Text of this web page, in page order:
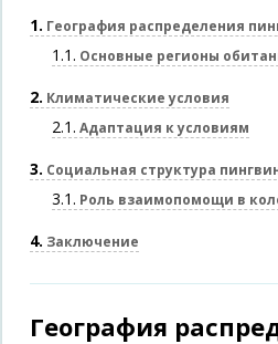
1 География распределения
1.1 Основные регионы
2 Климатические условия
2.1 Адаптация к условиям
3 Социальная структура
3.1 Роль взаимопомощи в
4 Заключение
География